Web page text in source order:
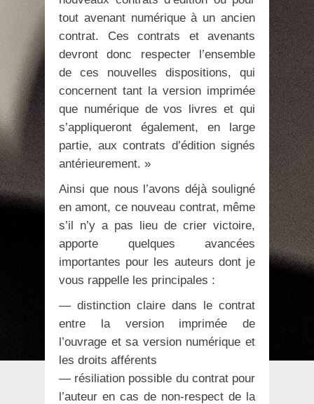
tout avenant numérique à un ancien
contrat. Ces contrats et avenants
devront donc respecter l’ensemble
de ces nouvelles dispositions, qui
concernent tant la version imprimée
que numérique de vos livres et qui
s’appliqueront également, en large
partie, aux contrats d’édition signés
antérieurement. »
Ainsi que nous l’avons déjà souligné
en amont, ce nouveau contrat, même
s’il n’y a pas lieu de crier victoire,
apporte quelques avancées
importantes pour les auteurs dont je
vous rappelle les principales :
— distinction claire dans le contrat
entre la version imprimée de
l’ouvrage et sa version numérique et
les droits afférents
— résiliation possible du contrat pour
l’auteur en cas de non-respect de la